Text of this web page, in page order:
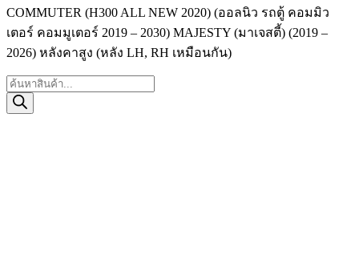
COMMUTER (H300 ALL NEW 2020) (ออลนิว รถตู้ คอมมิว
เตอร์ คอมมูเตอร์ 2019 – 2030) MAJESTY (มาเจสตี้) (2019 –
2026) หลังคาสูง (หลัง LH, RH เหมือนกัน)
Products
search